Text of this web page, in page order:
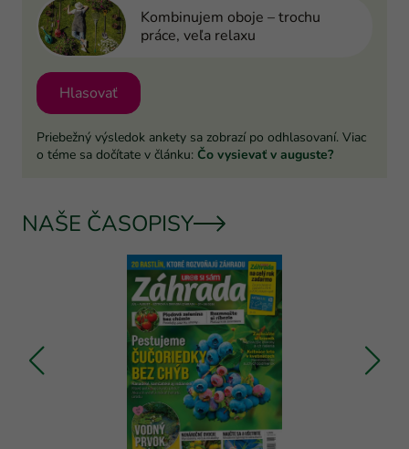
Kombinujem oboje – trochu
práce, veľa relaxu
Hlasovať
Priebežný výsledok ankety sa zobrazí po odhlasovaní. Viac
o téme sa dočítate v článku: Čo vysievať v auguste?
NAŠE ČASOPISY